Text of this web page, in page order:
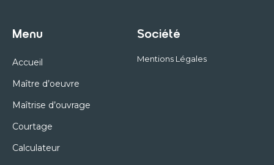
Menu
Accueil
Maître d’oeuvre
Maîtrise d’ouvrage
Courtage
Calculateur
Société
Mentions Légales